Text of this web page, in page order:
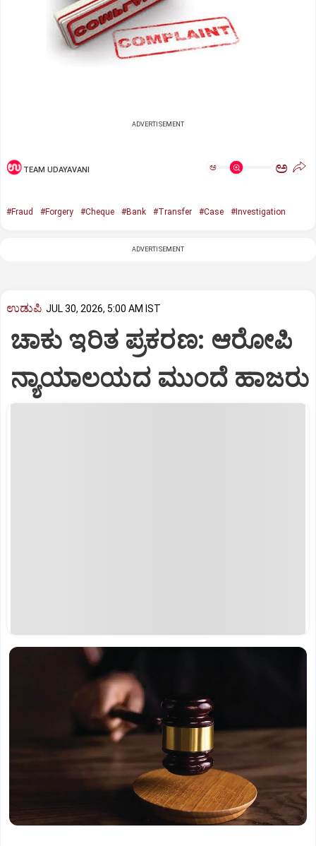
ADVERTISEMENT
TEAM UDAYAVANI ಅ ಅ
#Fraud #Forgery #Cheque #Bank #Transfer #Case #Investigation
ADVERTISEMENT
ಉಡುಪಿ JUL 30, 2026, 5:00 AM IST
ಚಾಕು ಇರಿತ ಪ್ರಕರಣ: ಆರೋಪಿ
ನ್ಯಾಯಾಲಯದ ಮುಂದೆ ಹಾಜರು